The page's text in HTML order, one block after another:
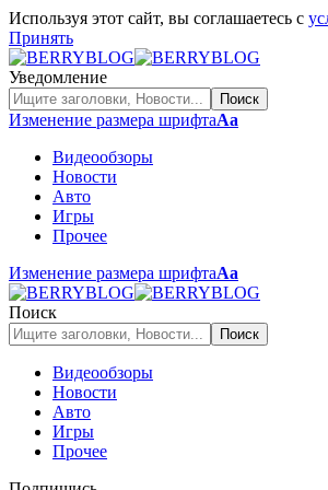
Используя этот сайт, вы соглашаетесь с
Принять
Уведомление
Изменение размера шрифтаАа
Видеообзоры
Новости
Авто
Игры
Прочее
Изменение размера шрифтаАа
Поиск
Видеообзоры
Новости
Авто
Игры
Прочее